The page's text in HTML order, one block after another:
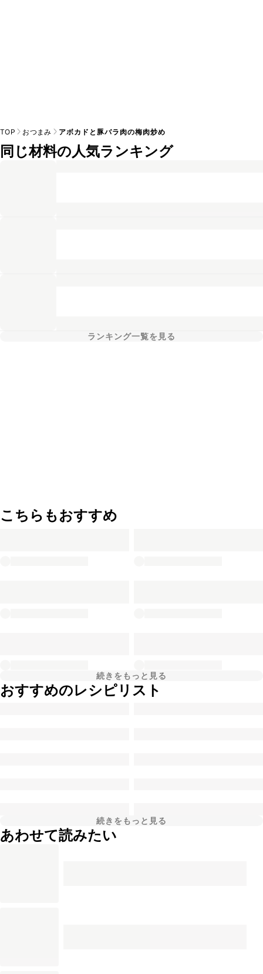
TOP おつまみ アボカドと豚バラ肉の梅肉炒め
同じ材料の人気ランキング
ランキング一覧を見る
こちらもおすすめ
続きをもっと見る
おすすめのレシピリスト
続きをもっと見る
あわせて読みたい